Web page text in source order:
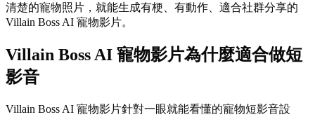
清楚的寵物照片，就能生成有梗、有動作、適合社群分享的
Villain Boss AI 寵物影片。
Villain Boss AI 寵物影片為什麼適合做短
影音
Villain Boss AI 寵物影片針對一眼就能看懂的寵物短影音設